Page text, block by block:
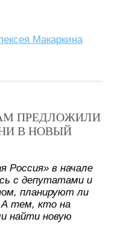
Макаркина
ПРЕДЛОЖИЛИ
В НОВЫЙ
Россия» в начале
с депутатами и
планируют ли
А тем, кто на
найти новую